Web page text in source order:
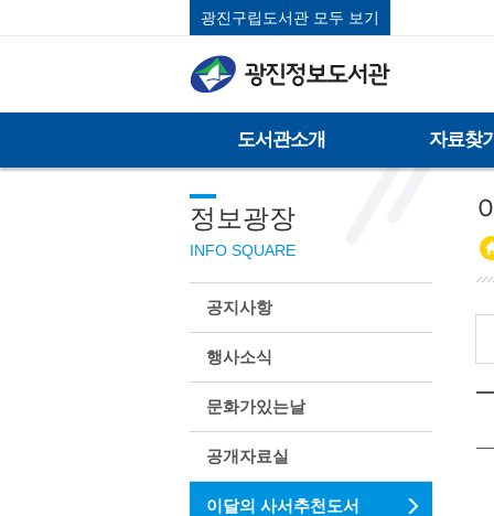
광진구립도서관 모두 보기
도서관소개 자료찾
정보광장
INFO SQUARE
공지사항
행사소식
문화가있는날
공개자료실
이달의 사서추천도서